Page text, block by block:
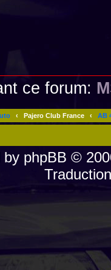
ce forum:
‹ Pajero Club France ‹ AB
by phpBB ©